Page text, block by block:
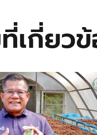
เกี่ยว